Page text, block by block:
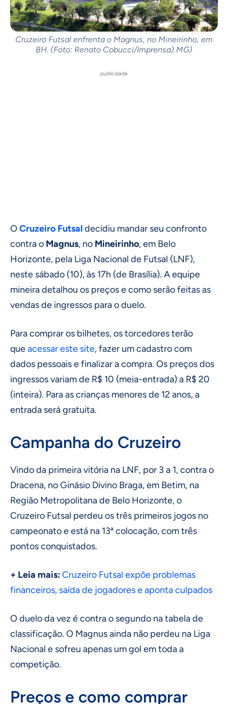
Cruzeiro Futsal enfrenta o Magnus, no Mineirinho, em
BH. (Foto: Renato Cobucci/Imprensa) MG)
publicidade
OCruzeiro Futsaldecidiu mandar seu confronto
contra o Magnus, no Mineirinho, em Belo
Horizonte, pela Liga Nacional de Futsal (LNF),
neste sábado (10), às 17h (de Brasília). A equipe
mineira detalhou os preços e como serão feitas as
vendas de ingressos para o duelo.
Para comprar os bilhetes, os torcedores terão
queacessar este site, fazer um cadastro com
dados pessoais e finalizar a compra. Os preços dos
ingressos variam de R$ 10 (meia-entrada) a R$ 20
(inteira). Para as crianças menores de 12 anos, a
entrada será gratuita.
Campanha do Cruzeiro
Vindo da primeira vitória na LNF, por 3 a 1, contra o
Dracena, no Ginásio Divino Braga, em Betim, na
Região Metropolitana de Belo Horizonte, o
Cruzeiro Futsal perdeu os três primeiros jogos no
campeonato e está na 13ª colocação, com três
pontos conquistados.
+ Leia mais:Cruzeiro Futsal expõe problemas
financeiros, saída de jogadores e aponta culpados
O duelo da vez é contra o segundo na tabela de
classificação. O Magnus ainda não perdeu na Liga
Nacional e sofreu apenas um gol em toda a
competição.
Preços e como comprar